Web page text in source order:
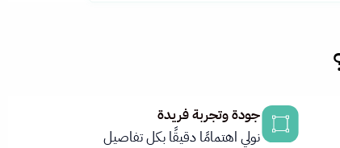
جودة وتجربة فريدة
نولي اهتمامًا دقيقًا بكل تفاصيل